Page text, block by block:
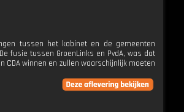
tussen het kabinet en de gemeenten
fusie tussen GroenLinks en PvdA, was dat
CDA winnen en zullen waarschijnlijk moeten